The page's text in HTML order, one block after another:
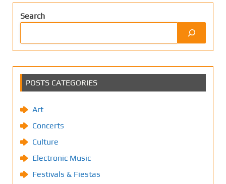
Search
POSTS CATEGORIES
Art
Concerts
Culture
Electronic Music
Festivals & Fiestas